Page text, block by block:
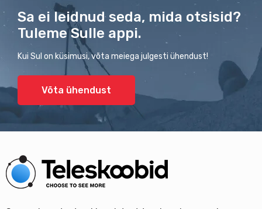
Sa ei leidnud seda, mida otsisid?
Tuleme Sulle appi.
Kui Sul on küsimusi, võta meiega julgesti ühendust!
Võta ühendust